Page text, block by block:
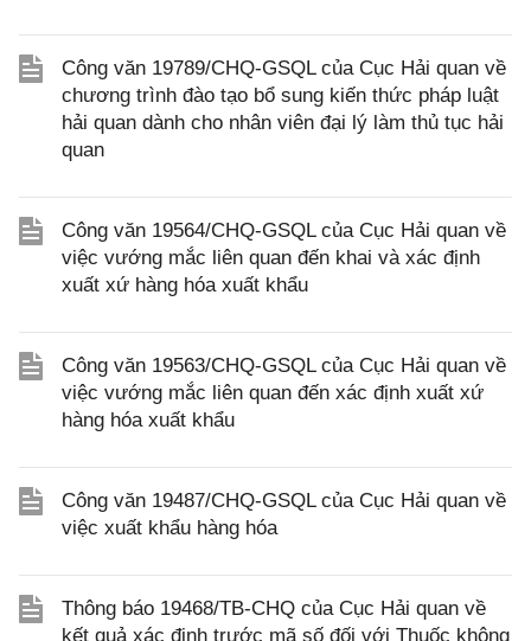
Công văn 19789/CHQ-GSQL của Cục Hải quan về
chương trình đào tạo bổ sung kiến thức pháp luật
hải quan dành cho nhân viên đại lý làm thủ tục hải
quan
Công văn 19564/CHQ-GSQL của Cục Hải quan về
việc vướng mắc liên quan đến khai và xác định
xuất xứ hàng hóa xuất khẩu
Công văn 19563/CHQ-GSQL của Cục Hải quan về
việc vướng mắc liên quan đến xác định xuất xứ
hàng hóa xuất khẩu
Công văn 19487/CHQ-GSQL của Cục Hải quan về
việc xuất khẩu hàng hóa
Thông báo 19468/TB-CHQ của Cục Hải quan về
kết quả xác định trước mã số đối với Thuốc không